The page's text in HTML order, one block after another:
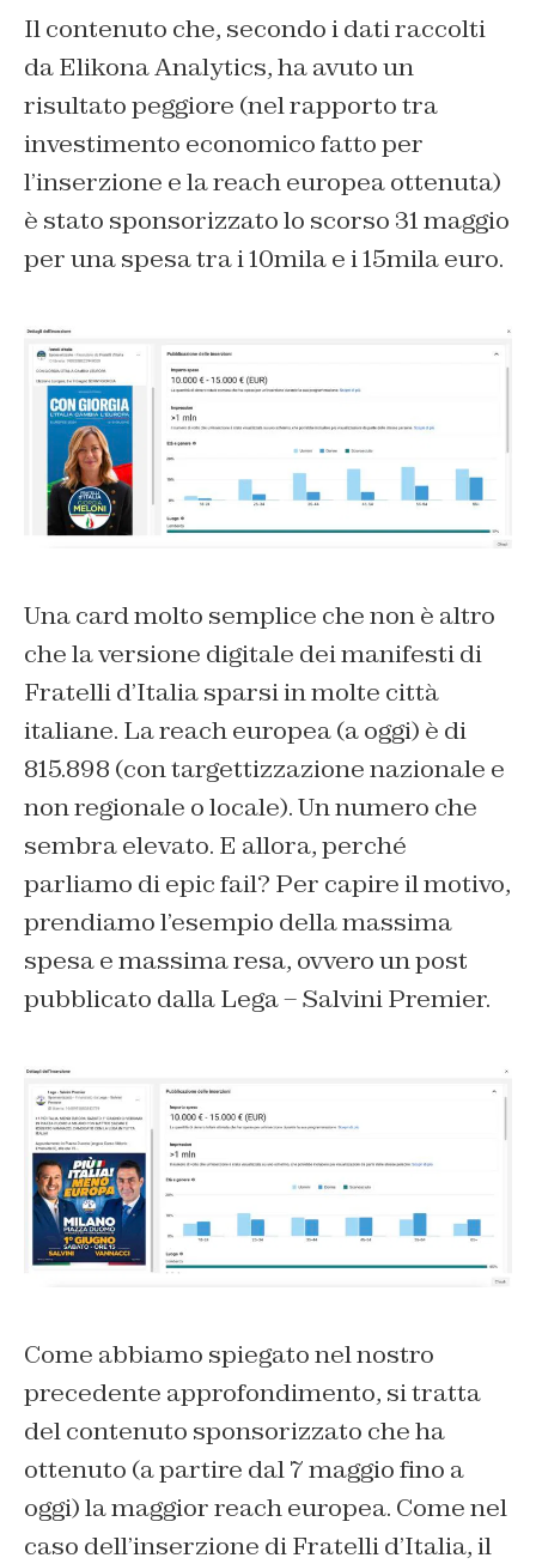
Il contenuto che, secondo i dati raccolti
da Elikona Analytics, ha avuto un
risultato peggiore (nel rapporto tra
investimento economico fatto per
l’inserzione e la reach europea ottenuta)
è stato sponsorizzato lo scorso 31 maggio
per una spesa tra i 10mila e i 15mila euro.
Una card molto semplice che non è altro
che la versione digitale dei manifesti di
Fratelli d’Italia sparsi in molte città
italiane. La reach europea (a oggi) è di
815.898 (con targettizzazione nazionale e
non regionale o locale). Un numero che
sembra elevato. E allora, perché
parliamo di epic fail? Per capire il motivo,
prendiamo l’esempio della massima
spesa e massima resa, ovvero un post
pubblicato dalla Lega – Salvini Premier.
Come abbiamo spiegato nel nostro
precedente approfondimento, si tratta
del contenuto sponsorizzato che ha
ottenuto (a partire dal 7 maggio fino a
oggi) la maggior reach europea. Come nel
caso dell’inserzione di Fratelli d’Italia, il